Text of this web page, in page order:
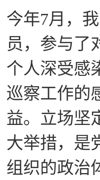
今年7月，
员，参与了
个人深受感
巡察工作的
益。立场坚
大举措，是
组织的政治